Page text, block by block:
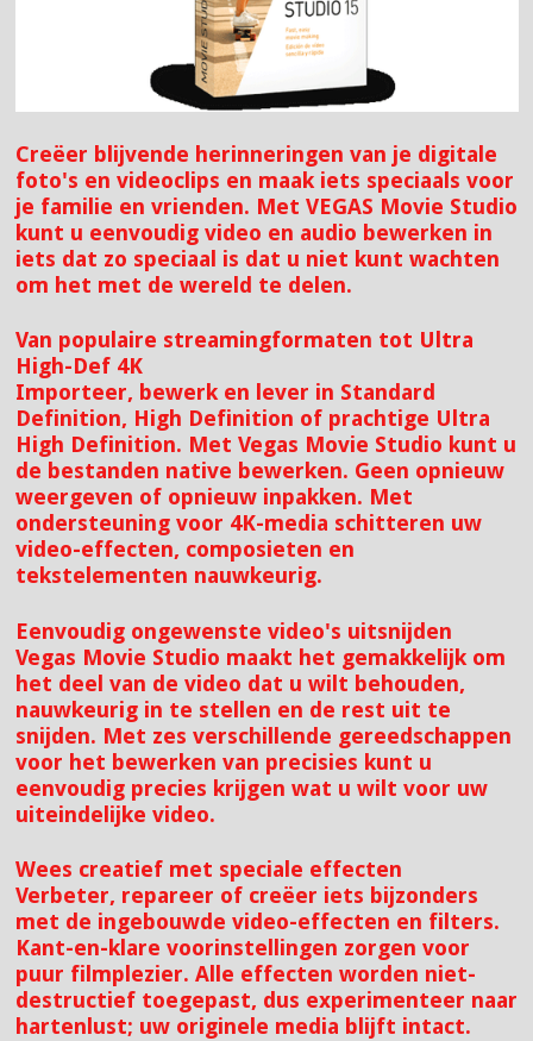
Creëer blijvende herinneringen van je digitale
foto's en videoclips en maak iets speciaals voor
je familie en vrienden. Met VEGAS Movie Studio
kunt u eenvoudig video en audio bewerken in
iets dat zo speciaal is dat u niet kunt wachten
om het met de wereld te delen.
Van populaire streamingformaten tot Ultra
High-Def 4K
Importeer, bewerk en lever in Standard
Definition, High Definition of prachtige Ultra
High Definition. Met Vegas Movie Studio kunt u
de bestanden native bewerken. Geen opnieuw
weergeven of opnieuw inpakken. Met
ondersteuning voor 4K-media schitteren uw
video-effecten, composieten en
tekstelementen nauwkeurig.
Eenvoudig ongewenste video's uitsnijden
Vegas Movie Studio maakt het gemakkelijk om
het deel van de video dat u wilt behouden,
nauwkeurig in te stellen en de rest uit te
snijden. Met zes verschillende gereedschappen
voor het bewerken van precisies kunt u
eenvoudig precies krijgen wat u wilt voor uw
uiteindelijke video.
Wees creatief met speciale effecten
Verbeter, repareer of creëer iets bijzonders
met de ingebouwde video-effecten en filters.
Kant-en-klare voorinstellingen zorgen voor
puur filmplezier. Alle effecten worden niet-
destructief toegepast, dus experimenteer naar
hartenlust; uw originele media blijft intact.